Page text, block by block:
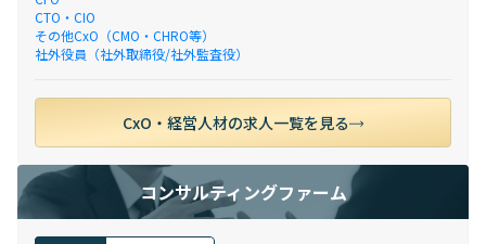
CTO・CIO
その他CxO（CMO・CHRO等）
社外役員（社外取締役/社外監査役）
CxO・経営人材の求人一覧を見る
コンサルティングファーム